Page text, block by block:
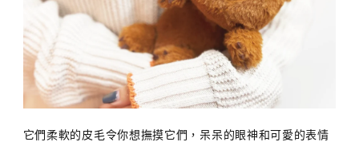
它們柔軟的皮毛令你想撫摸它們，呆呆的眼神和可愛的表情